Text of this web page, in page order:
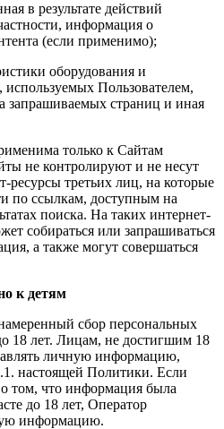
в результате действий
информация о
(если применимо);
оборудования и
Пользователем,
запрашиваемых страниц и иная
только к Сайтам
не контролируют и не несут
ресурсы третьих лиц, на которые
по ссылкам, доступным на
поиска. На таких интернет-
собираться или запрашиваться
а также могут совершаться
к детям
сбор персональных
18 лет. Лицам, не достигшим 18
личную информацию,
настоящей Политики. Если
том, что информация была
до 18 лет, Оператор
информацию.